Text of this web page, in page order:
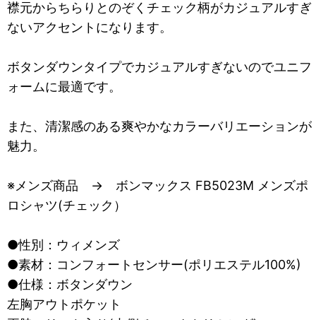
襟元からちらりとのぞくチェック柄がカジュアルすぎ
ないアクセントになります。
ボタンダウンタイプでカジュアルすぎないのでユニフ
ォームに最適です。
また、清潔感のある爽やかなカラーバリエーションが
魅力。
※メンズ商品 → ボンマックス FB5023M メンズポ
ロシャツ(チェック）
●性別：ウィメンズ
●素材：コンフォートセンサー(ポリエステル100%)
●仕様：ボタンダウン
左胸アウトポケット